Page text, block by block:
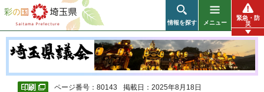
彩の国 埼玉県
情報を探す メニュー
緊急・防
災
ページ番号：80143 掲載日：2025年8月18日